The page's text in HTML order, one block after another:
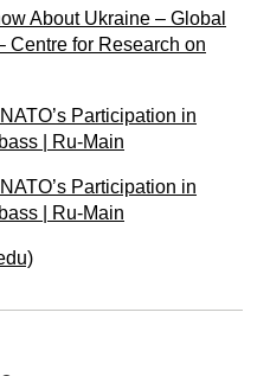
About Ukraine – Global
Centre for Research on
Participation in
| Ru-Main
Participation in
| Ru-Main